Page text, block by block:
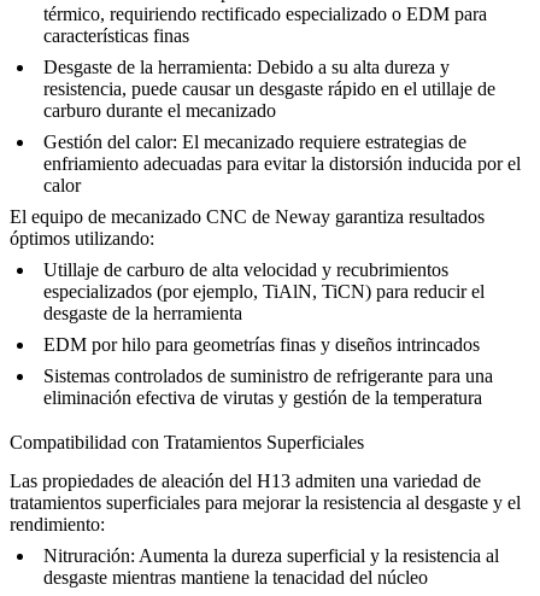
térmico, requiriendo rectificado especializado o EDM para
características finas
Desgaste de la herramienta: Debido a su alta dureza y
resistencia, puede causar un desgaste rápido en el utillaje de
carburo durante el mecanizado
Gestión del calor: El mecanizado requiere estrategias de
enfriamiento adecuadas para evitar la distorsión inducida por el
calor
El equipo de mecanizado CNC de Neway garantiza resultados
óptimos utilizando:
Utillaje de carburo de alta velocidad y recubrimientos
especializados (por ejemplo, TiAlN, TiCN) para reducir el
desgaste de la herramienta
EDM por hilo para geometrías finas y diseños intrincados
Sistemas controlados de suministro de refrigerante para una
eliminación efectiva de virutas y gestión de la temperatura
Compatibilidad con Tratamientos Superficiales
Las propiedades de aleación del H13 admiten una variedad de
tratamientos superficiales para mejorar la resistencia al desgaste y el
rendimiento:
Nitruración: Aumenta la dureza superficial y la resistencia al
desgaste mientras mantiene la tenacidad del núcleo